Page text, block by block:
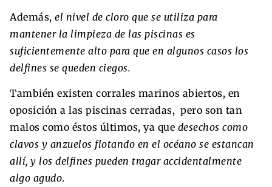
Además, el nivel de cloro que se utiliza para
mantener la limpieza de las piscinas es
suficientemente alto para que en algunos casos los
delfines se queden ciegos.
También existen corrales marinos abiertos, en
oposición a las piscinas cerradas, pero son tan
malos como éstos últimos, ya que desechos como
clavos y anzuelos flotando en el océano se estancan
allí, y los delfines pueden tragar accidentalmente
algo agudo.